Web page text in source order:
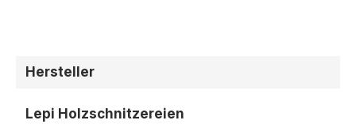
Hersteller
Lepi Holzschnitzereien